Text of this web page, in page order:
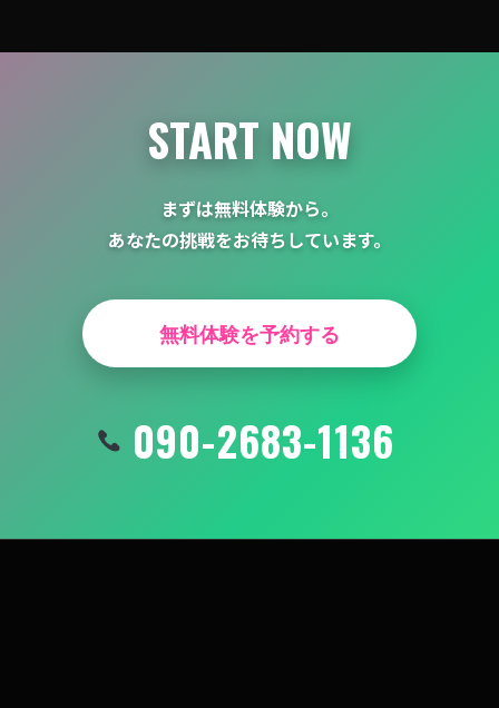
ョ
START NOW
まずは無料体験から。
あなたの挑戦をお待ちしています。
無料体験を予約する
090-2683-1136